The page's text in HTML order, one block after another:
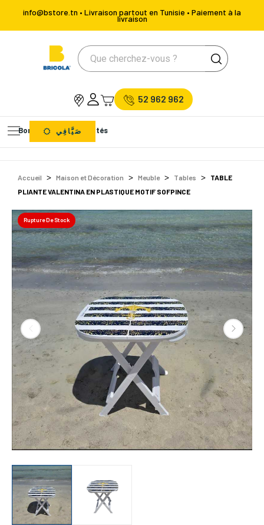
info@bstore.tn • Livraison partout en Tunisie • Paiement à la
livraison
52 962 962
Bons Plans Nouveautés
صَيَّافِي
Accueil Maison et Décoration Meuble Tables
TABLE
PLIANTE VALENTINA EN PLASTIQUE MOTIF SOFPINCE
Rupture De Stock